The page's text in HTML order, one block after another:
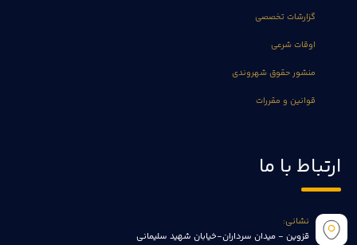
گزارشات تخصصی
اوقات شرعی
منشور حقوق شهروندی
قوانین و مقررات
ارتباط با ما
نشانی:
قزوین - میدان سرداران-خیابان شهید سلیمانی